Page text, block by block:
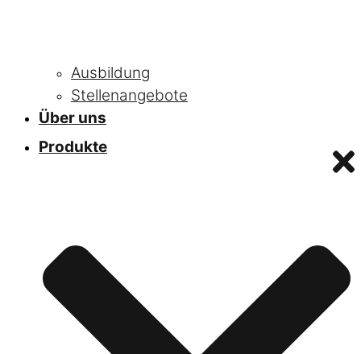
Ausbildung
Stellenangebote
Über uns
Produkte